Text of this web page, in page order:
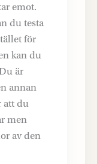
emot.
du testa
för
kan du
är
annan
att du
men
av den